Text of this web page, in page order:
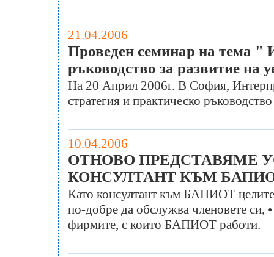
21.04.2006
Проведен семинар на тема "
ръководство за развитие на
На 20 Април 2006г. В София,
стратегия и практическо
10.04.2006
ОТНОВО ПРЕДСТАВЯМЕ
КОНСУЛТАНТ КЪМ
Като консултант към БАПИОТ
по-добре да обслужва членовете си,
фирмите, с които БАПИОТ работи.